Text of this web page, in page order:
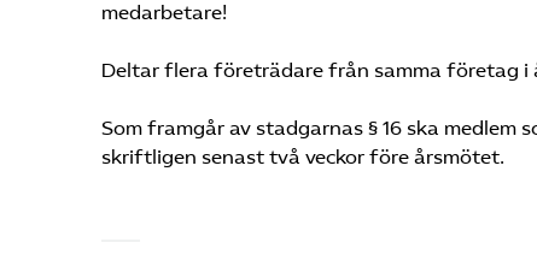
medarbetare!
Deltar flera företrädare från samma företag i
Som framgår av stadgarnas § 16 ska
skriftligen senast två veckor före årsmötet.